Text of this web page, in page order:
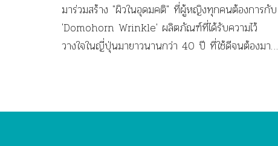
มาร่วมสร้าง "ผิวในอุดมคติ" ที่ผู้หญิงทุกคนต้องการกับ
'Domohorn Wrinkle' ผลิตภัณฑ์ที่ได้รับความไว้
วางใจในญี่ปุ่นมายาวนานกว่า 40 ปี ที่ใช้ดีจนต้องมาบ